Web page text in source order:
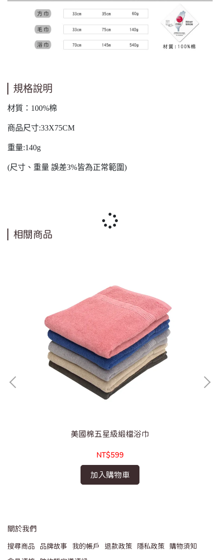
規格說明
材質：100%棉
商品尺寸:33X75CM
重量:140g
(尺寸、重量 誤差3%皆為正常範圍)
相關商品
美國棉五星級緞檔浴巾
NT$599
加入購物車
關於我們
搜尋商品 品牌故事 我的帳戶 退款政策 隱私政策
購物須知